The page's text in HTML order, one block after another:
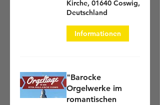
Kirche, 01640 Coswig,
Deutschland
Informationen
"Barocke
Orgelwerke im
romantischen